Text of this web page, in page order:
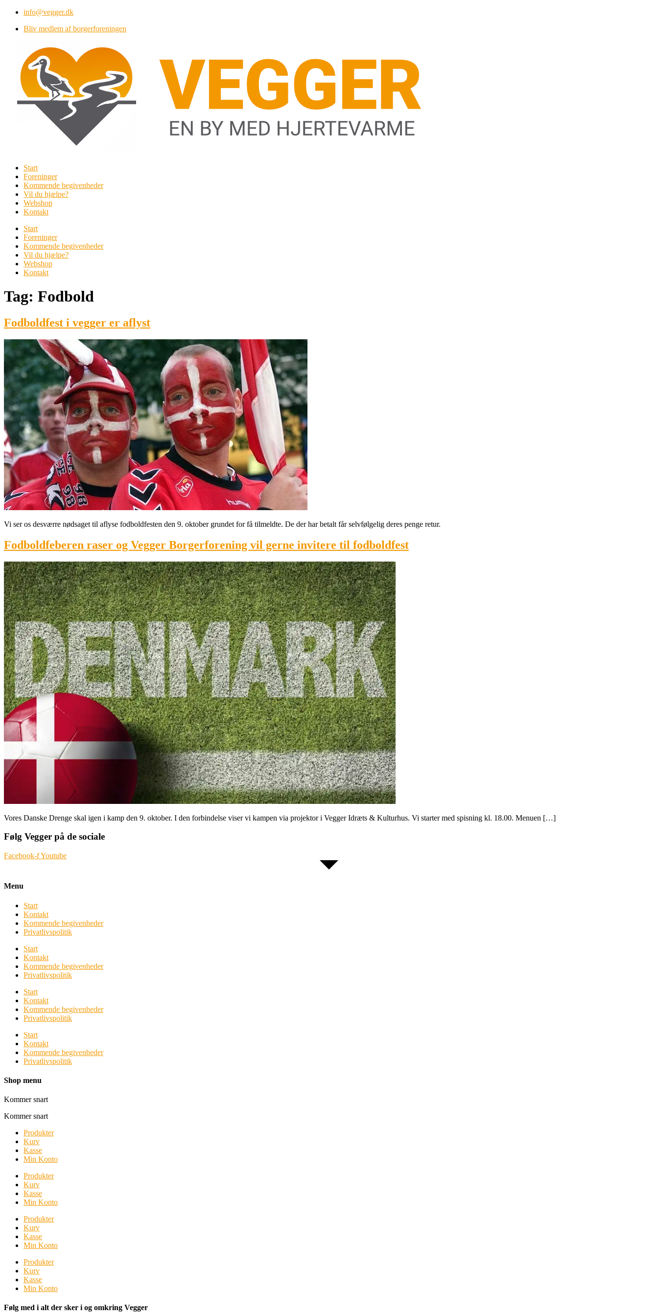
Videre
indhold
info@vegger.dk
Bliv medlem af borgerforeningen
Start
Foreninger
Kommende begivenheder
Vil du hjælpe?
Webshop
Kontakt
Start
Foreninger
Kommende begivenheder
Vil du hjælpe?
Webshop
Kontakt
Tag: Fodbold
Fodboldfest i vegger er aflyst
Vi ser os desværre nødsaget til aflyse fodboldfesten den 9. oktober grundet for få tilmeldte. De der har betalt får selvfølgelig deres penge retur.
Fodboldfeberen raser og Vegger Borgerforening vil gerne invitere til fodboldfest
Vores Danske Drenge skal igen i kamp den 9. oktober. I den forbindelse viser vi kampen via projektor i Vegger Idræts & Kulturhus. Vi starter med spisning kl. 18.00. Menuen […]
Følg Vegger på de sociale
Facebook-fYoutube
Menu
Start
Kontakt
Kommende begivenheder
Privatlivspolitik
Start
Kontakt
Kommende begivenheder
Privatlivspolitik
Start
Kontakt
Kommende begivenheder
Privatlivspolitik
Start
Kontakt
Kommende begivenheder
Privatlivspolitik
Shop menu
Kommer snart
Kommer snart
Produkter
Kurv
Kasse
Min Konto
Produkter
Kurv
Kasse
Min Konto
Produkter
Kurv
Kasse
Min Konto
Produkter
Kurv
Kasse
Min Konto
Følg med i alt der sker i og omkring Vegger